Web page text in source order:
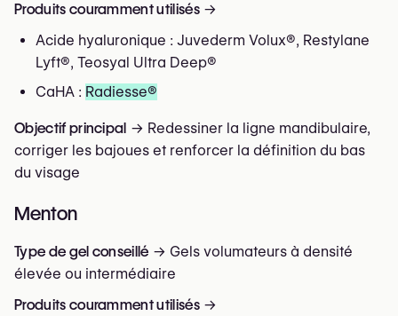
nécessite des produits à effet immédiat et prévisible.
Le choix dépendra de l'anatomie du patient, de la
qualité de la peau, et du type de correction souhaité
(projection, allongement ou équilibrage du profil).
Des nodulesinflammatoires
Uneasymétrie temporaire
Pour éviter ces risques, il est essentiel de choisir un
lente et contrôlée , et de respecter unsuivi médicaldans
les jours qui suivent.
éventuel
En pratique, on utilise généralement
résultat souhaité.
Produits couramment utilisés→
Acide hyaluronique : Juvederm Volux®, Restylane
Lyft®, Teosyal Ultra Deep®
CaHA : Radiesse®
Objectif principal → Redessiner la ligne mandibulaire,
corriger les bajoues et renforcer la définition du bas
du visage
Menton
Type de gel conseillé → Gels volumateurs à densité
élevée ou intermédiaire
Produits couramment utilisés→